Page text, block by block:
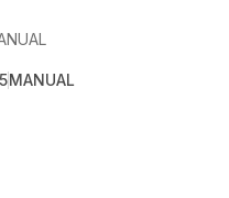
MANUAL